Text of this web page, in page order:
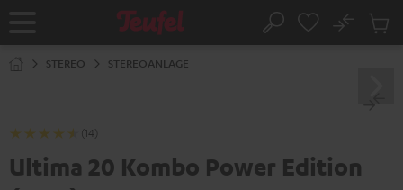
Startseite Suche
No
STEREO STEREOANLAGE
(14)
Ultima 20 Kombo Power Edition